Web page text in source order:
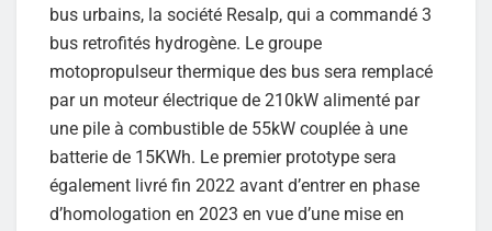
bus urbains, la société Resalp, qui a commandé 3
bus retrofités hydrogène. Le groupe
motopropulseur thermique des bus sera remplacé
par un moteur électrique de 210kW alimenté par
une pile à combustible de 55kW couplée à une
batterie de 15KWh. Le premier prototype sera
également livré fin 2022 avant d’entrer en phase
d’homologation en 2023 en vue d’une mise en